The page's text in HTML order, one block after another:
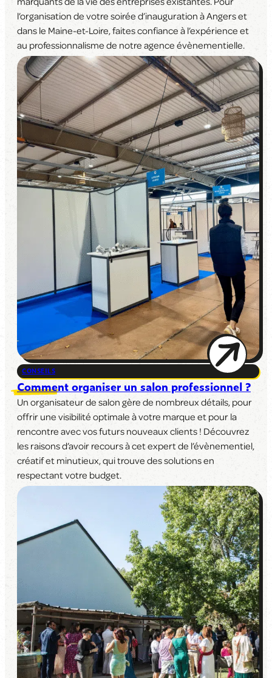
l’organisation de votre soirée d’inauguration à Angers et
dans le Maine-et-Loire, faites confiance à l’expérience et
au professionnalisme de notre agence évènementielle.
CONSEILS
Comment organiser un salon professionnel ?
Un organisateur de salon gère de nombreux détails, pour
offrir une visibilité optimale à votre marque et pour la
rencontre avec vos futurs nouveaux clients ! Découvrez
les raisons d’avoir recours à cet expert de l’évènementiel,
créatif et minutieux, qui trouve des solutions en
respectant votre budget.